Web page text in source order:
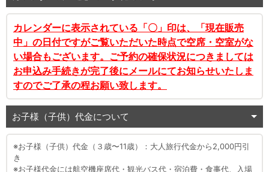
カレンダーに表示されている「〇」印は、「現在販売
中」の日付ですがご覧いただいた時点で空席・空室がな
い場合もございます。ご予約の確保状況につきましては
お申込み手続きが完了後にメールにてお知らせいたしま
すのでご了承の程お願い致します。
お子様（子供）代金について
※お子様（子供）代金（３歳〜11歳）：大人旅行代金から2,000円引
き
※お子様代金には航空機座席代・観光バス代・宿泊費・食事代、入場